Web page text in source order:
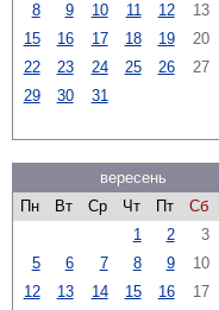
8
9 10 11 12 13
15
16 17 18 19 20
22
23 24 25 26 27
29
30 31
вересень
Пн
Вт Ср Чт Пт Сб
1
2 3
5
6 7 8 9 10
12
13 14 15 16 17